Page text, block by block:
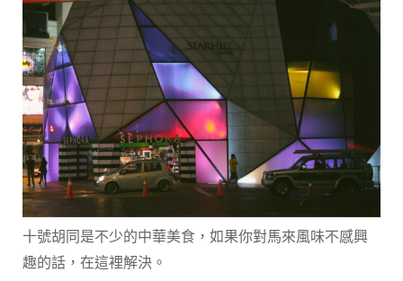
十號胡同是不少的中華美食，如果你對馬來風味不感興
趣的話，在這裡解決。